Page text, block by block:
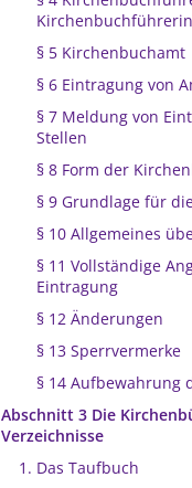
§ 5 Kirchenbuchamt
§ 6 Eintragung von
§ 7 Meldung von
Stellen
§ 8 Form der
§ 9 Grundlage für
§ 10 Allgemeines
§ 11 Vollständige
Eintragung
§ 12 Änderungen
§ 13 Sperrvermerke
§ 14 Aufbewahrung
Abschnitt 3 Die
Verzeichnisse
1. Das Taufbuch